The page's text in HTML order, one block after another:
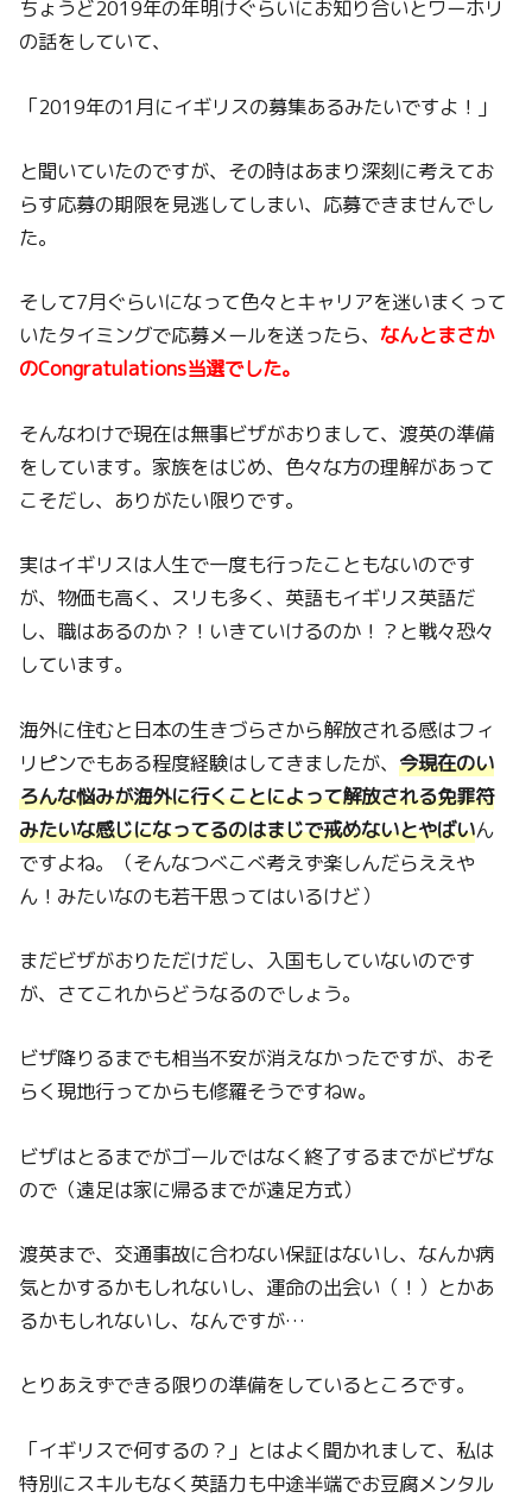
ちょうど2019年の年明けぐらいにお知り合いとワーホリ
の話をしていて、
「2019年の1月にイギリスの募集あるみたいですよ！」
と聞いていたのですが、その時はあまり深刻に考えてお
らす応募の期限を見逃してしまい、応募できませんでし
た。
そして7月ぐらいになって色々とキャリアを迷いまくって
いたタイミングで応募メールを送ったら、 なんとまさか
のCongratulations当選でした。
そんなわけで現在は無事ビザがおりまして、渡英の準備
をしています。家族をはじめ、色々な方の理解があって
こそだし、ありがたい限りです。
実はイギリスは人生で一度も行ったこともないのです
が、物価も高く、スリも多く、英語もイギリス英語だ
し、職はあるのか？！いきていけるのか！？と戦々恐々
しています。
海外に住むと日本の生きづらさから解放される感はフィ
リピンでもある程度経験はしてきましたが、今現在のい
ろんな悩みが海外に行くことによって解放される免罪符
みたいな感じになってるのはまじで戒めないとやばいん
ですよね。（そんなつべこべ考えず楽しんだらええや
ん！みたいなのも若干思ってはいるけど）
まだビザがおりただけだし、入国もしていないのです
が、さてこれからどうなるのでしょう。
ビザ降りるまでも相当不安が消えなかったですが、おそ
らく現地行ってからも修羅そうですねw。
ビザはとるまでがゴールではなく終了するまでがビザな
ので（遠足は家に帰るまでが遠足方式）
渡英まで、交通事故に合わない保証はないし、なんか病
気とかするかもしれないし、運命の出会い（！）とかあ
るかもしれないし、なんですが…
とりあえずできる限りの準備をしているところです。
「イギリスで何するの？」とはよく聞かれまして、私は
特別にスキルもなく英語力も中途半端でお豆腐メンタル